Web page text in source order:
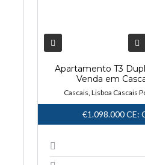
Apartamento T3
Venda em
Cascais, Lisboa Cascais
€1.098.000CE: